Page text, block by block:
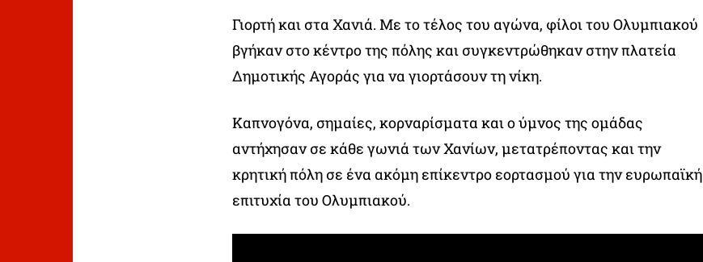
Γιορτή και στα Χανιά. Με το τέλος του αγώνα, φίλοι του Ολυμπιακού
βγήκαν στο κέντρο της πόλης και συγκεντρώθηκαν στην πλατεία
Δημοτικής Αγοράς για να γιορτάσουν τη νίκη.
Καπνογόνα, σημαίες, κορναρίσματα και ο ύμνος της ομάδας
αντήχησαν σε κάθε γωνιά των Χανίων, μετατρέποντας και την
κρητική πόλη σε ένα ακόμη επίκεντρο εορτασμού για την ευρωπαϊκή
επιτυχία του Ολυμπιακού.